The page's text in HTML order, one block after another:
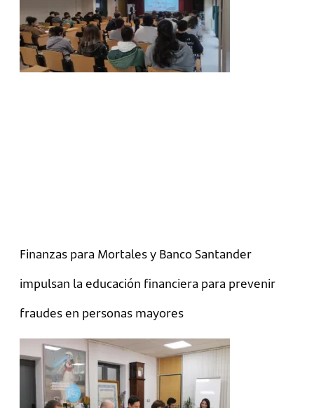
Finanzas para Mortales y Banco Santander
impulsan la educación financiera para prevenir
fraudes en personas mayores